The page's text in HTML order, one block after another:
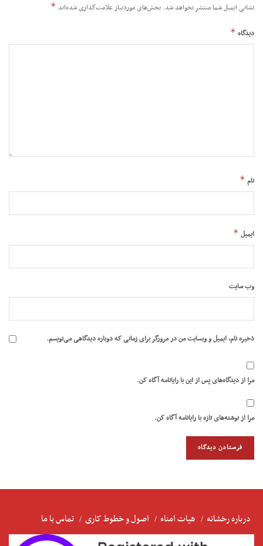
نشانی ایمیل شما منتشر نخواهد شد. بخش‌های موردنیاز علامت‌گذاری شده‌اند *
دیدگاه *
نام *
ایمیل *
وب‌ سایت
ذخیره نام، ایمیل و وبسایت من در مرورگر برای زمانی که دوباره دیدگاهی می‌نویسم.
مرا از دیدگاه‌های پس از این با رایانامه آگاه کن.
مرا از نوشته‌های تازه با رایانامه آگاه کن.
درباره رخشانه هیات امناء اصول و خطوط کاری تماس با ما